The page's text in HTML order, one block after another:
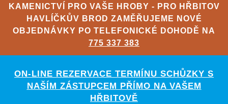
KAMENICTVÍ PRO VAŠE HROBY - PRO HŘBITOV
HAVLÍČKŮV BROD ZAMĚŘUJEME NOVÉ
OBJEDNÁVKY PO TELEFONICKÉ DOHODĚ NA
775 337 383
ON-LINE REZERVACE TERMÍNU SCHŮZKY S
NAŠÍM ZÁSTUPCEM PŘÍMO NA VAŠEM
HŘBITOVĚ